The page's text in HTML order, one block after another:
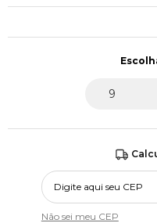
Não sei meu CEP
Piercing
Presente
OFERTAS